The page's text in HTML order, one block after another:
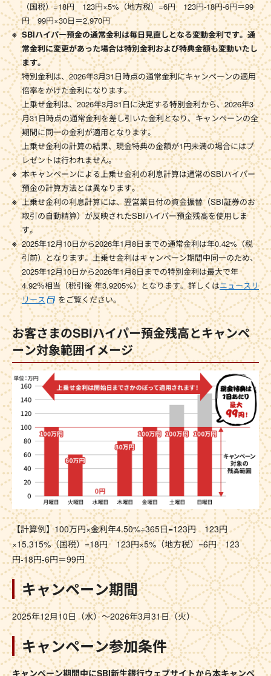
（国税）=18円 123円×5%（地方税）=6円 123円-18円-6円＝99
円 99円×30日＝2,970円
SBIハイパー預金の通常金利は毎日見直しとなる変動金利です。通
常金利に変更があった場合は特別金利および特典金額も変動いたし
ます。
特別金利は、2026年3月31日時点の通常金利にキャンペーンの適用
倍率をかけた金利になります。
上乗せ金利は、2026年3月31日に決定する特別金利から、2026年3
月31日時点の通常金利を差し引いた金利となり、キャンペーンの全
期間に同一の金利が適用となります。
上乗せ金利の計算の結果、現金特典の金額が1円未満の場合にはプ
レゼントは行われません。
本キャンペーンによる上乗せ金利の利息計算は通常のSBIハイパー
預金の計算方法とは異なります。
上乗せ金利の利息計算には、翌営業日付の資金振替（SBI証券のお
取引の自動精算）が反映されたSBIハイパー預金残高を使用しま
す。
2025年12月10日から2026年1月8日までの通常金利は年0.42%（税
引前）となります。上乗せ金利はキャンペーン期間中同一のため、
2025年12月10日から2026年1月8日までの特別金利は最大で年
4.92％相当（税引後 年3.9205%）となります。詳しくはニュースリ
リース
をご覧ください。
お客さまのSBIハイパー預金残高とキャンペ
ーン対象範囲イメージ
【計算例】100万円×金利年4.50%÷365日=123円 123円
×15.315%（国税）=18円 123円×5%（地方税）=6円 123
円-18円-6円＝99円
キャンペーン期間
2025年12月10日（水）～2026年3月31日（火）
キャンペーン参加条件
キャンペーン期間中にSBI新生銀行ウェブサイトから本キャンペ